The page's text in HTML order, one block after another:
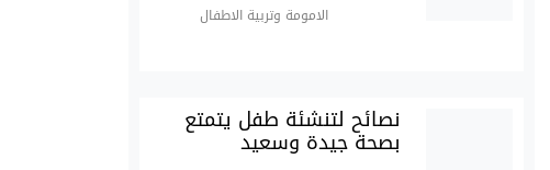
الامومة وتربية الاطفال
نصائح لتنشئة طفل يتمتع
بصحة جيدة وسعيد